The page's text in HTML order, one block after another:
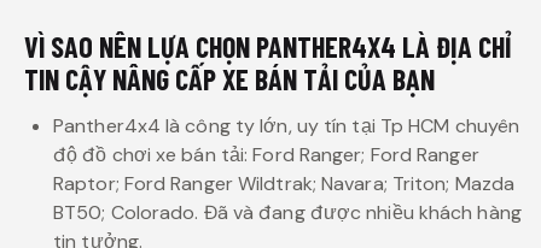
VÌ SAO NÊN LỰA CHỌN PANTHER4X4 LÀ ĐỊA CHỈ
TIN CẬY NÂNG CẤP XE BÁN TẢI CỦA BẠN
Panther4x4 là công ty lớn, uy tín tại Tp HCM chuyên
độ đồ chơi xe bán tải: Ford Ranger; Ford Ranger
Raptor; Ford Ranger Wildtrak; Navara; Triton; Mazda
BT50; Colorado. Đã và đang được nhiều khách hàng
tin tưởng.